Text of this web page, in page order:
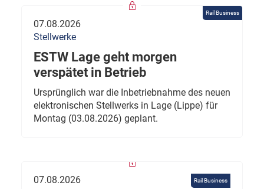
Rail Business
07.08.2026
Stellwerke
ESTW Lage geht morgen
verspätet in Betrieb
Ursprünglich war die Inbetriebnahme des neuen
elektronischen Stellwerks in Lage (Lippe) für
Montag (03.08.2026) geplant.
Rail Business
07.08.2026